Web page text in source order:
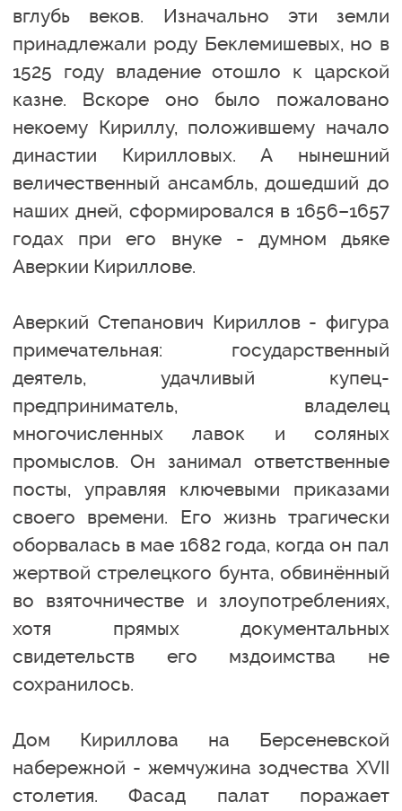
вглубь веков. Изначально эти земли
принадлежали роду Беклемишевых, но в
1525 году владение отошло к царской
казне. Вскоре оно было пожаловано
некоему Кириллу, положившему начало
династии Кирилловых. А нынешний
величественный ансамбль, дошедший до
наших дней, сформировался в 1656–1657
годах при его внуке - думном дьяке
Аверкии Кириллове.
Аверкий Степанович Кириллов - фигура
примечательная: государственный
деятель, удачливый купец-
предприниматель, владелец
многочисленных лавок и соляных
промыслов. Он занимал ответственные
посты, управляя ключевыми приказами
своего времени. Его жизнь трагически
оборвалась в мае 1682 года, когда он пал
жертвой стрелецкого бунта, обвинённый
во взяточничестве и злоупотреблениях,
хотя прямых документальных
свидетельств его мздоимства не
сохранилось.
Дом Кириллова на Берсеневской
набережной - жемчужина зодчества XVII
столетия. Фасад палат поражает